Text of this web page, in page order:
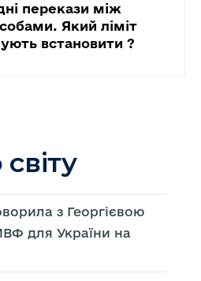
перекази між
Який ліміт
встановити ?
з Георгієвою
для України на